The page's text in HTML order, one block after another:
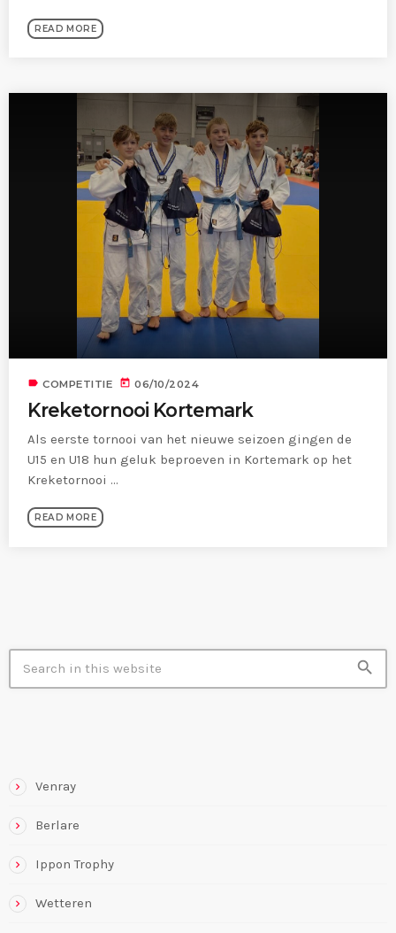
READ MORE
label COMPETITIE today 06/10/2024
Kreketornooi Kortemark
Als eerste tornooi van het nieuwe seizoen gingen de
U15 en U18 hun geluk beproeven in Kortemark op het
Kreketornooi ...
READ MORE
search
Venray
Berlare
Ippon Trophy
Wetteren